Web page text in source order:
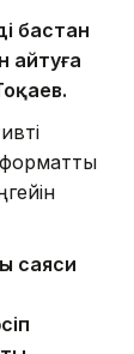
бастан
айтуға
форматты
саяси